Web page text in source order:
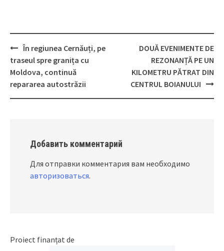
Post
navigation
În regiunea Cernăuți, pe
traseul spre granița cu
Moldova, continuă
repararea autostrăzii
DOUĂ EVENIMENTE DE
REZONANȚĂ PE UN
KILOMETRU PĂTRAT DIN
CENTRUL BOIANULUI
Добавить комментарий
Для отправки комментария вам необходимо
авторизоваться.
Proiect finanțat de